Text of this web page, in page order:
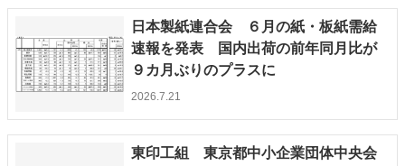
日本製紙連合会 ６月の紙・板紙需給
速報を発表 国内出荷の前年同月比が
９カ月ぶりのプラスに
2026.7.21
東印工組 東京都中小企業団体中央会